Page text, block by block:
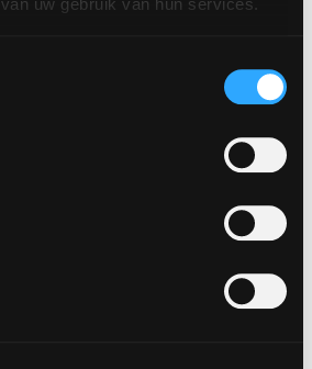
uw gebruik van hun services.